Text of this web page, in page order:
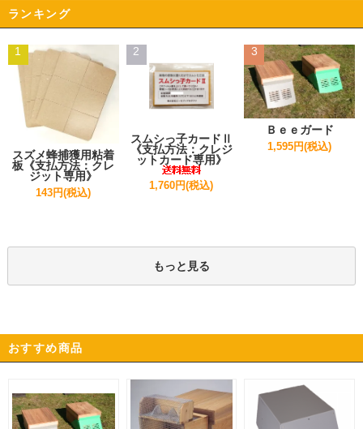
ランキング
1
スズメ蜂捕獲用粘着
板《支払方法：クレ
ジット専用》
143円(税込)
2
スムシっ子カードⅡ
《支払方法：クレジ
ットカード専用》
1,760円(税込)
3
Ｂｅｅガード
1,595円(税込)
もっと見る
おすすめ商品